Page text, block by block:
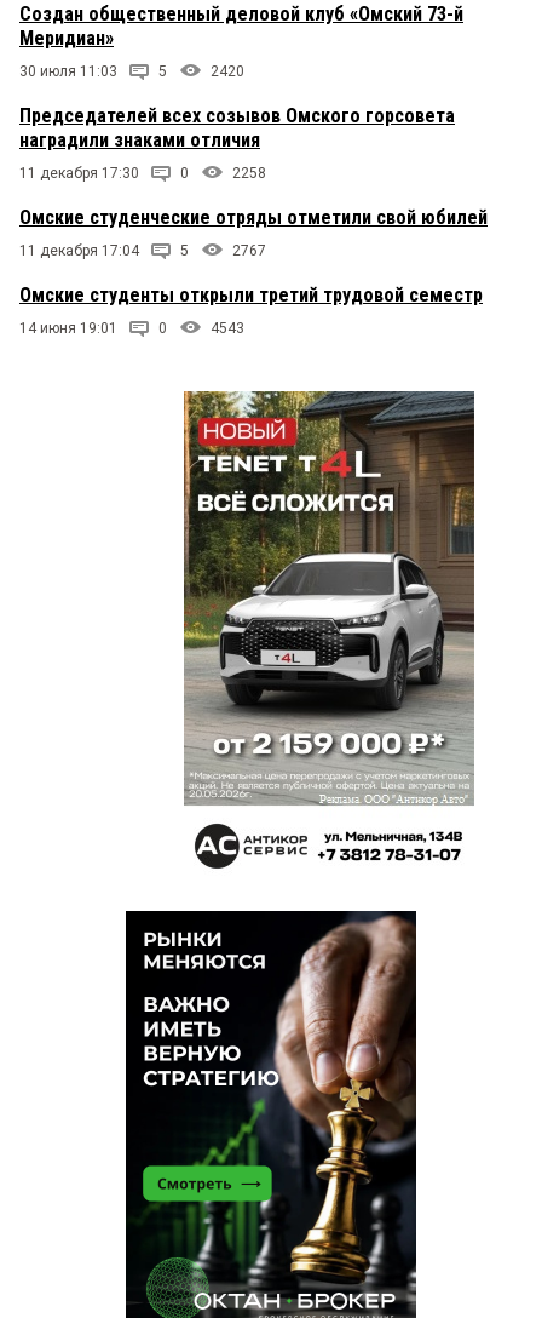
Создан общественный деловой клуб «Омский 73-й
Меридиан»
30 июля 11:03 5 2420
Председателей всех созывов Омского горсовета
наградили знаками отличия
11 декабря 17:30 0 2258
Омские студенческие отряды отметили свой юбилей
11 декабря 17:04 5 2767
Омские студенты открыли третий трудовой семестр
14 июня 19:01 0 4543